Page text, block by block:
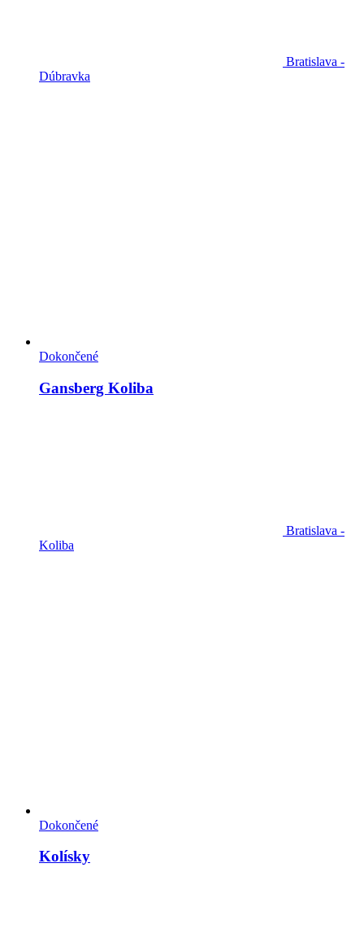
Bratislava -
Dúbravka
Dokončené
Gansberg Koliba
Bratislava -
Koliba
Dokončené
Kolísky